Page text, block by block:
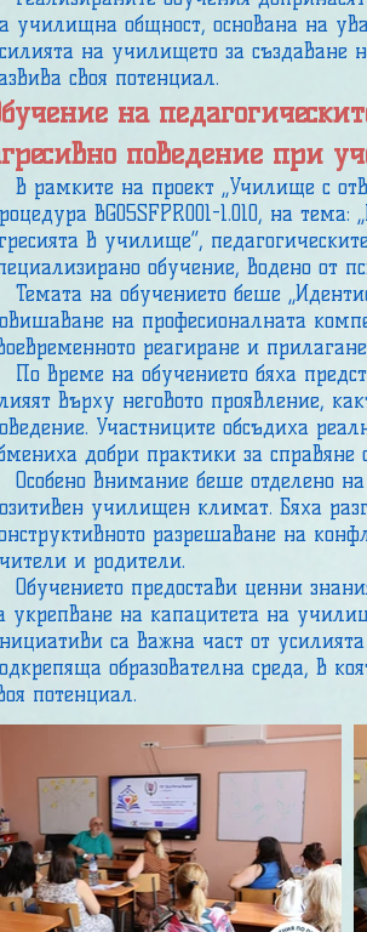
училищна общност, основана на
на училището за създаване
своя потенциал.
на
поведение при
В рамките на проект „Училище с
BG05SFPR001-1.010, на
в училище“,
обучение, водено от
Темата на обучението беше
на професионалната
реагиране и
По време на обучението бяха
върху неговото проявление,
Участниците обсъдиха
добри практики за справяне
Особено внимание беше отделено
училищен климат. Бяха
разрешаване на
и родители.
Обучението предостави ценни
укрепване на капацитета на
са важна част от
образователна среда, в
потенциал.